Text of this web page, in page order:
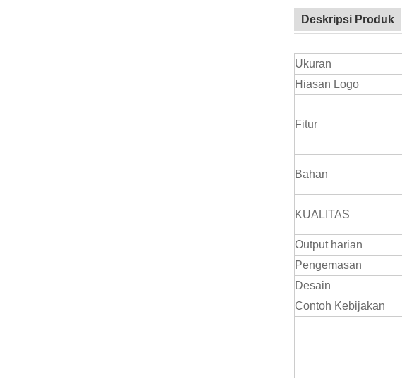
Deskripsi Produk
Ukuran
Hiasan Logo
Fitur
Bahan
KUALITAS
Output harian
Pengemasan
Desain
Contoh Kebijakan